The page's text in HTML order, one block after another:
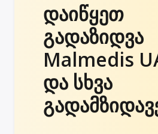
დაიწყეთ
გადაზიდვა
Malmedis
და სხვა